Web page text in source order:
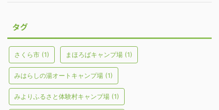
タグ
さくら市 (1) まほろばキャンプ場 (1)
みはらしの湯オートキャンプ場 (1)
みよりふるさと体験村キャンプ場 (1)